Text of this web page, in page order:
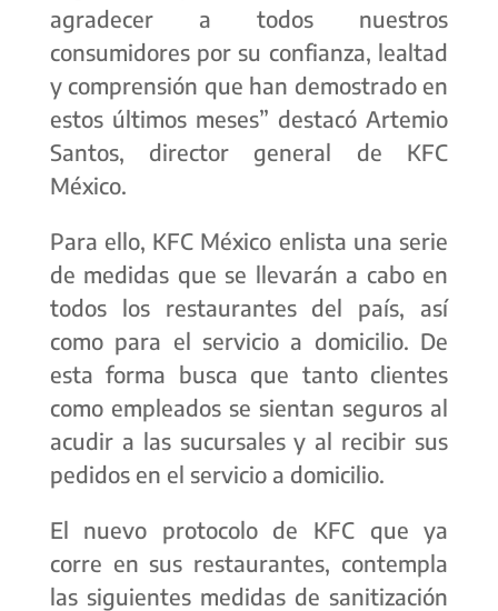
agradecer a todos nuestros
consumidores por su confianza, lealtad
y comprensión que han demostrado en
estos últimos meses” destacó Artemio
Santos, director general de KFC
México.
Para ello, KFC México enlista una serie
de medidas que se llevarán a cabo en
todos los restaurantes del país, así
como para el servicio a domicilio. De
esta forma busca que tanto clientes
como empleados se sientan seguros al
acudir a las sucursales y al recibir sus
pedidos en el servicio a domicilio.
El nuevo protocolo de KFC que ya
corre en sus restaurantes, contempla
las siguientes medidas de sanitización